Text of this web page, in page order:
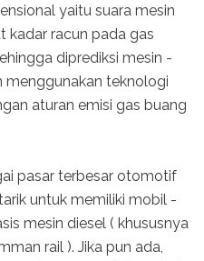
yaitu suara mesin
kadar racun pada gas
diprediksi mesin -
menggunakan teknologi
aturan emisi gas buang
pasar terbesar otomotif
untuk memiliki mobil -
mesin diesel ( khususnya
rail ). Jika pun ada,